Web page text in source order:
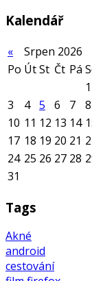
Kalendář
« Srpen 2026
Po ÚtSt Čt Pá
1
3
4 5 6 7 8
10 11 12 13 14
17 18 19 20 21
24 25 26 27 28
31
Tags
Akné
android
cestování